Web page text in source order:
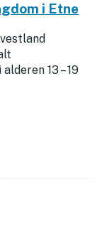
i Etne
13 – 19